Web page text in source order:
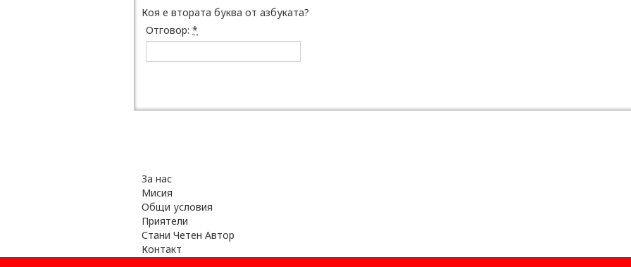
Коя е втората буква от азбуката?
Отговор: *
За нас
Мисия
Общи условия
Приятели
Стани Четен Автор
Контакт